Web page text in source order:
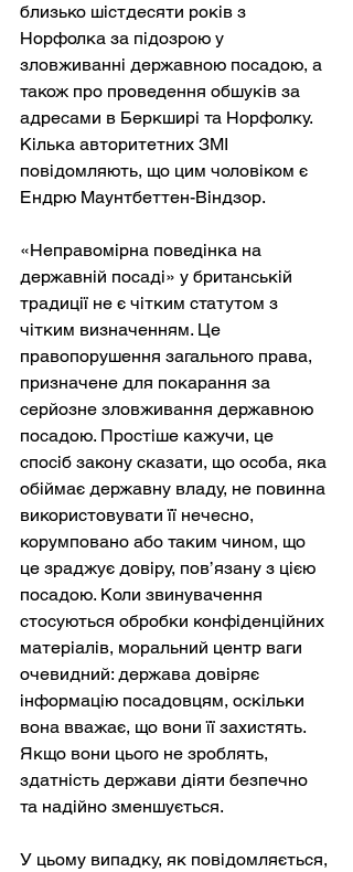
близько шістдесяти років з
Норфолка за підозрою у
зловживанні державною посадою, а
також про проведення обшуків за
адресами в Беркширі та Норфолку.
Кілька авторитетних ЗМІ
повідомляють, що цим чоловіком є
Ендрю Маунтбеттен-Віндзор.
«Неправомірна поведінка на
державній посаді» у британській
традиції не є чітким статутом з
чітким визначенням. Це
правопорушення загального права,
призначене для покарання за
серйозне зловживання державною
посадою. Простіше кажучи, це
спосіб закону сказати, що особа, яка
обіймає державну владу, не повинна
використовувати її нечесно,
корумповано або таким чином, що
це зраджує довіру, пов’язану з цією
посадою. Коли звинувачення
стосуються обробки конфіденційних
матеріалів, моральний центр ваги
очевидний: держава довіряє
інформацію посадовцям, оскільки
вона вважає, що вони її захистять.
Якщо вони цього не зроблять,
здатність держави діяти безпечно
та надійно зменшується.
У цьому випадку, як повідомляється,